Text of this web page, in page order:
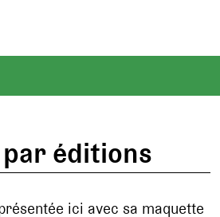
éditions
ici avec sa maquette